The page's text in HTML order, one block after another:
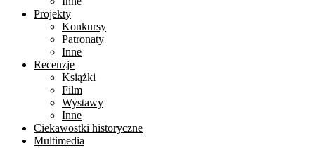
Projekty
Konkursy
Patronaty
Inne
Recenzje
Książki
Film
Wystawy
Inne
Ciekawostki historyczne
Multimedia